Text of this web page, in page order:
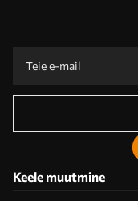
Keele muutmine